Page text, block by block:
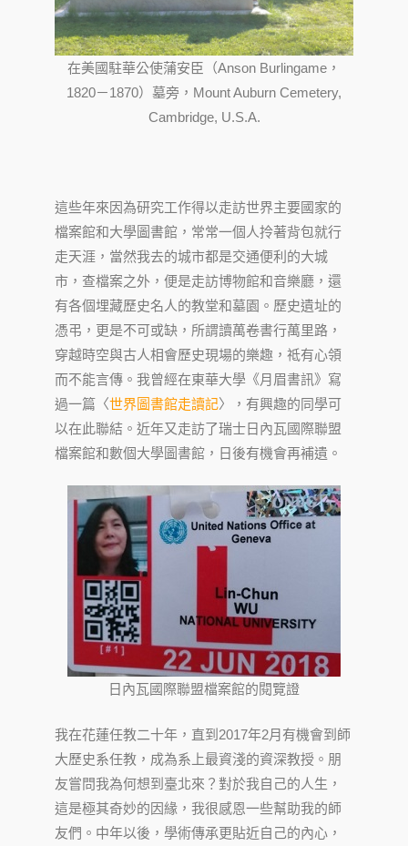
在美國駐華公使蒲安臣（Anson Burlingame，
1820－1870）墓旁，Mount Auburn Cemetery,
Cambridge, U.S.A.
這些年來因為研究工作得以走訪世界主要國家的
檔案館和大學圖書館，常常一個人拎著背包就行
走天涯，當然我去的城市都是交通便利的大城
市，查檔案之外，便是走訪博物館和音樂廳，還
有各個埋藏歷史名人的教堂和墓園。歷史遺址的
憑弔，更是不可或缺，所謂讀萬卷書行萬里路，
穿越時空與古人相會歷史現場的樂趣，祗有心領
而不能言傳。我曾經在東華大學《月眉書訊》寫
過一篇〈世界圖書館走讀記〉，有興趣的同學可
以在此聯結。近年又走訪了瑞士日內瓦國際聯盟
檔案館和數個大學圖書館，日後有機會再補遺。
日內瓦國際聯盟檔案館的閱覽證
我在花蓮任教二十年，直到2017年2月有機會到師
大歷史系任教，成為系上最資淺的資深教授。朋
友嘗問我為何想到臺北來？對於我自己的人生，
這是極其奇妙的因緣，我很感恩一些幫助我的師
友們。中年以後，學術傳承更貼近自己的內心，